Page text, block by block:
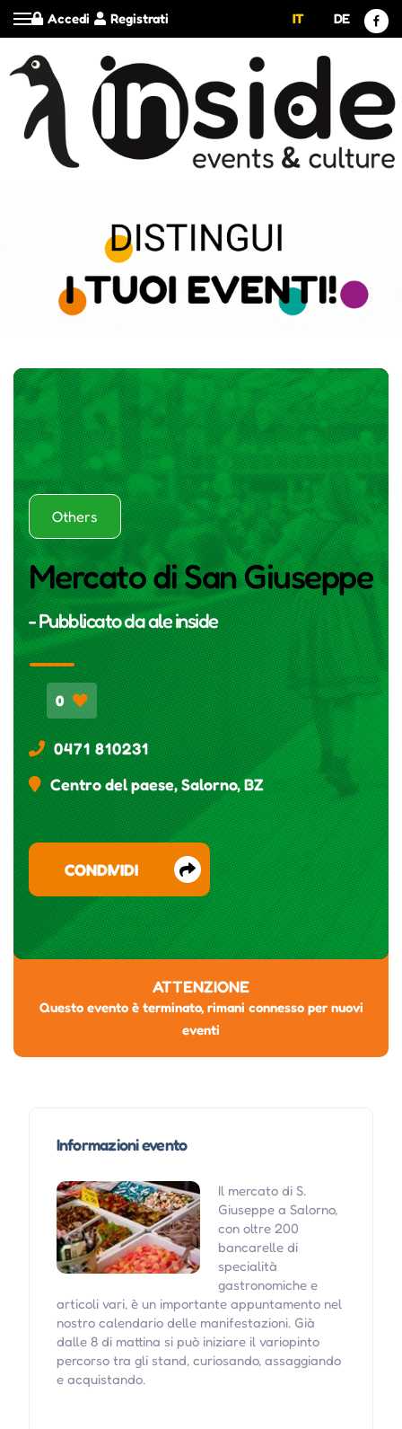
Registrati
Accedi IT DE
Others
Mercato di San Giuseppe
- Pubblicato daale inside
0
0471 810231
Centro del paese, Salorno, BZ
CONDIVIDI
ATTENZIONE
Questo evento è terminato, rimani connesso per nuovi
eventi
Informazioni evento
Il mercato di S.
Giuseppe a Salorno,
con oltre 200
bancarelle di
specialità
gastronomiche e
articoli vari, è un importante appuntamento nel
nostro calendario delle manifestazioni. Già
dalle 8 di mattina si può iniziare il variopinto
percorso tra gli stand, curiosando, assaggiando
e acquistando.